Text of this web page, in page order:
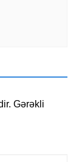
Gərəkli